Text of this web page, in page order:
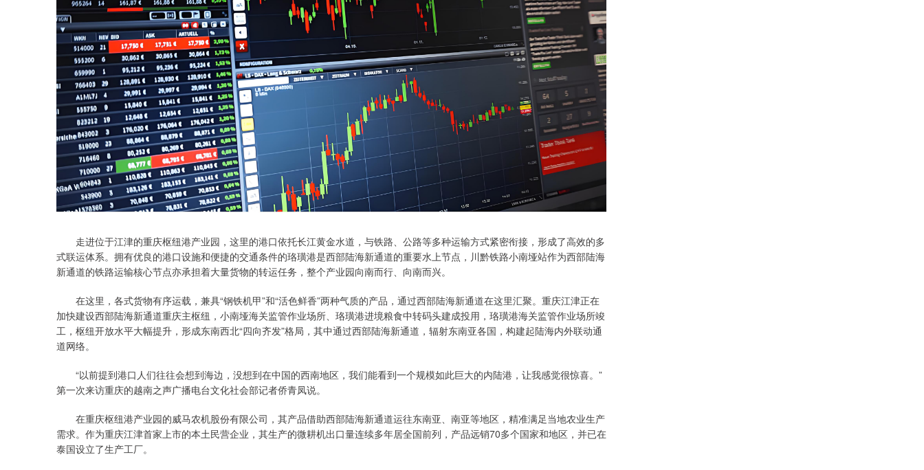
走进位于江津的重庆枢纽港产业园，这里的港口依托长江黄金水道，与铁路、公路等多种运输方式紧密衔接，形成了高效的多
式联运体系。拥有优良的港口设施和便捷的交通条件的珞璜港是西部陆海新通道的重要水上节点，川黔铁路小南垭站作为西部陆海
新通道的铁路运输核心节点亦承担着大量货物的转运任务，整个产业园向南而行、向南而兴。
在这里，各式货物有序运载，兼具“钢铁机甲”和“活色鲜香”两种气质的产品，通过西部陆海新通道在这里汇聚。重庆江津正在
加快建设西部陆海新通道重庆主枢纽，小南垭海关监管作业场所、珞璜港进境粮食中转码头建成投用，珞璜港海关监管作业场所竣
工，枢纽开放水平大幅提升，形成东南西北“四向齐发”格局，其中通过西部陆海新通道，辐射东南亚各国，构建起陆海内外联动通
道网络。
“以前提到港口人们往往会想到海边，没想到在中国的西南地区，我们能看到一个规模如此巨大的内陆港，让我感觉很惊喜。”
第一次来访重庆的越南之声广播电台文化社会部记者侨青凤说。
在重庆枢纽港产业园的威马农机股份有限公司，其产品借助西部陆海新通道运往东南亚、南亚等地区，精准满足当地农业生产
需求。作为重庆江津首家上市的本土民营企业，其生产的微耕机出口量连续多年居全国前列，产品远销70多个国家和地区，并已在
泰国设立了生产工厂。